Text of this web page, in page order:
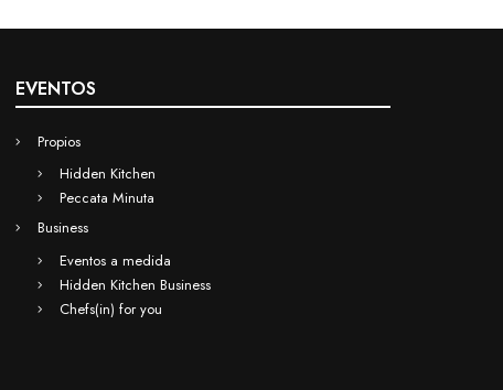
EVENTOS
Propios
Hidden Kitchen
Peccata Minuta
Business
Eventos a medida
Hidden Kitchen Business
Chefs(in) for you